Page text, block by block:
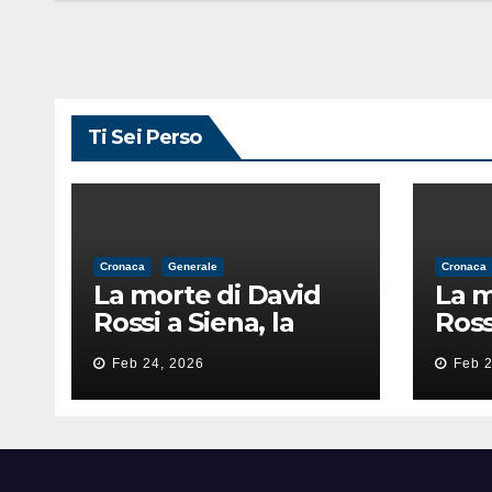
finita male
Ti Sei Perso
Cronaca Generale
La morte di David
Rossi a Siena, la
perizia lancia la
pista di
un’intimidazione
Feb 24, 2026
Cronaca
La
Feb